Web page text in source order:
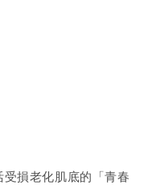
損老化肌底的「青春